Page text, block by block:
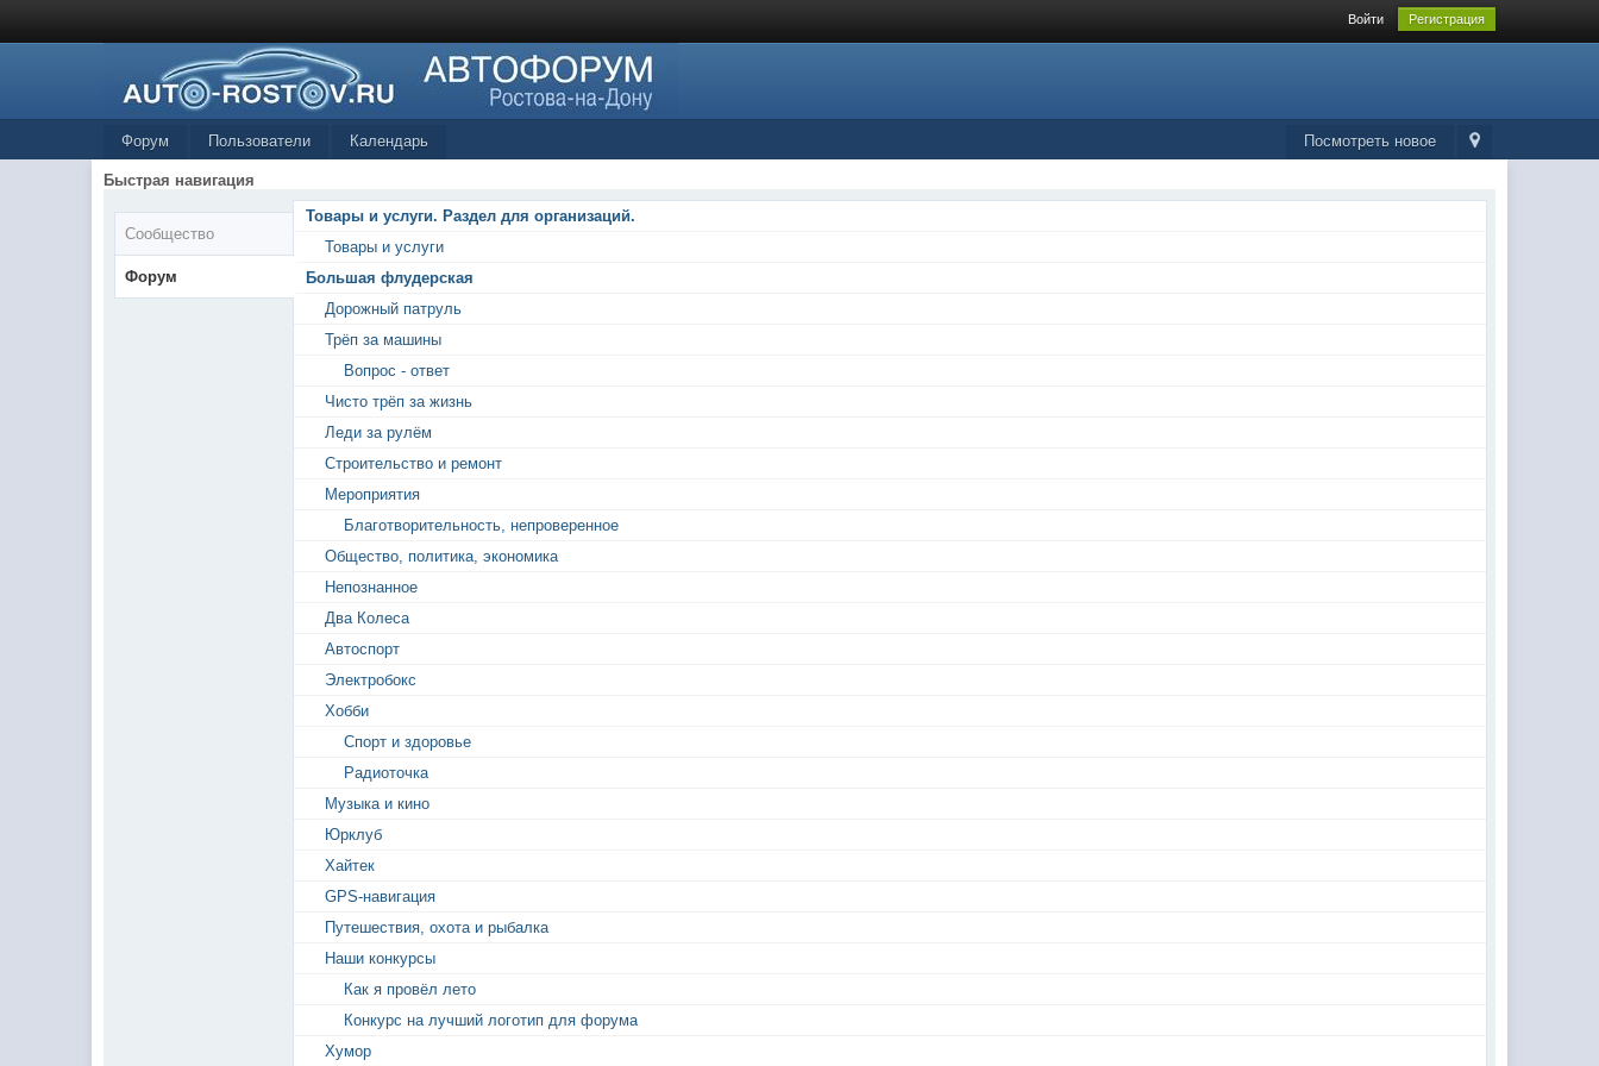
Войти Регистрация
Посмотреть новое
Форум Пользователи Календарь
Быстрая навигация
Сообщество
Форум
Товары и услуги. Раздел для организаций.
Товары и услуги
Большая флудерская
Дорожный патруль
Трёп за машины
Вопрос - ответ
Чисто трёп за жизнь
Леди за рулём
Строительство и ремонт
Мероприятия
Благотворительность, непроверенное
Общество, политика, экономика
Непознанное
Два Колеса
Автоспорт
Электробокс
Хобби
Спорт и здоровье
Радиоточка
Музыка и кино
Юрклуб
Хайтек
GPS-навигация
Путешествия, охота и рыбалка
Наши конкурсы
Как я провёл лето
Конкурс на лучший логотип для форума
Хумор